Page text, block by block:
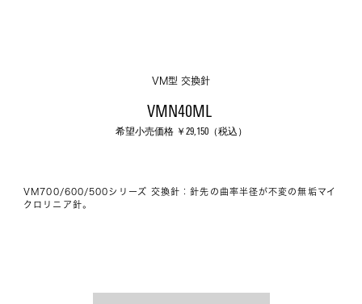
VM型 交換針
VMN40ML
希望小売価格 ￥ 29,150（税込）
VM700/600/500シリーズ 交換針：針先の曲率半径が不変の無垢マイ
クロリニア針。